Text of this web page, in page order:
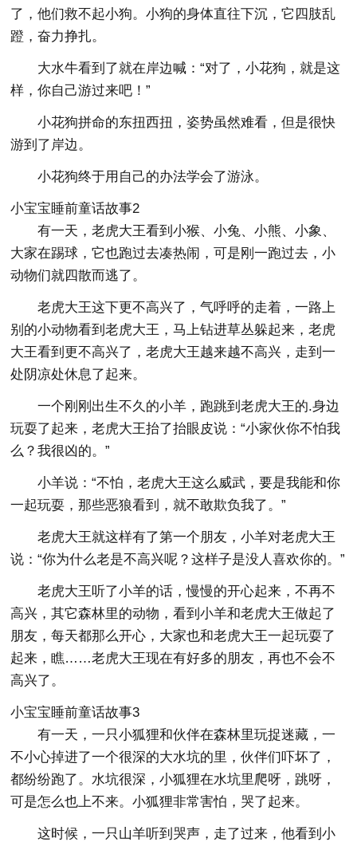
了，他们救不起小狗。小狗的身体直往下沉，它四肢乱
蹬，奋力挣扎。
大水牛看到了就在岸边喊：“对了，小花狗，就是这
样，你自己游过来吧！”
小花狗拼命的东扭西扭，姿势虽然难看，但是很快
游到了岸边。
小花狗终于用自己的办法学会了游泳。
小宝宝睡前童话故事2
有一天，老虎大王看到小猴、小兔、小熊、小象、
大家在踢球，它也跑过去凑热闹，可是刚一跑过去，小
动物们就四散而逃了。
老虎大王这下更不高兴了，气呼呼的走着，一路上
别的小动物看到老虎大王，马上钻进草丛躲起来，老虎
大王看到更不高兴了，老虎大王越来越不高兴，走到一
处阴凉处休息了起来。
一个刚刚出生不久的小羊，跑跳到老虎大王的.身边
玩耍了起来，老虎大王抬了抬眼皮说：“小家伙你不怕我
么？我很凶的。”
小羊说：“不怕，老虎大王这么威武，要是我能和你
一起玩耍，那些恶狼看到，就不敢欺负我了。”
老虎大王就这样有了第一个朋友，小羊对老虎大王
说：“你为什么老是不高兴呢？这样子是没人喜欢你的。”
老虎大王听了小羊的话，慢慢的开心起来，不再不
高兴，其它森林里的动物，看到小羊和老虎大王做起了
朋友，每天都那么开心，大家也和老虎大王一起玩耍了
起来，瞧……老虎大王现在有好多的朋友，再也不会不
高兴了。
小宝宝睡前童话故事3
有一天，一只小狐狸和伙伴在森林里玩捉迷藏，一
不小心掉进了一个很深的大水坑的里，伙伴们吓坏了，
都纷纷跑了。水坑很深，小狐狸在水坑里爬呀，跳呀，
可是怎么也上不来。小狐狸非常害怕，哭了起来。
这时候，一只山羊听到哭声，走了过来，他看到小